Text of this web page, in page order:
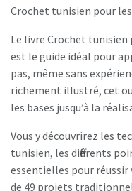
Crochet tunisien pour
Le livre Crochet tunisien
est le guide idéal pour
pas, même sans
richement illustré, cet
les bases jusqu’à la
Vous y découvrirez les
tunisien, les différents
essentielles pour réussir
de 49 projets